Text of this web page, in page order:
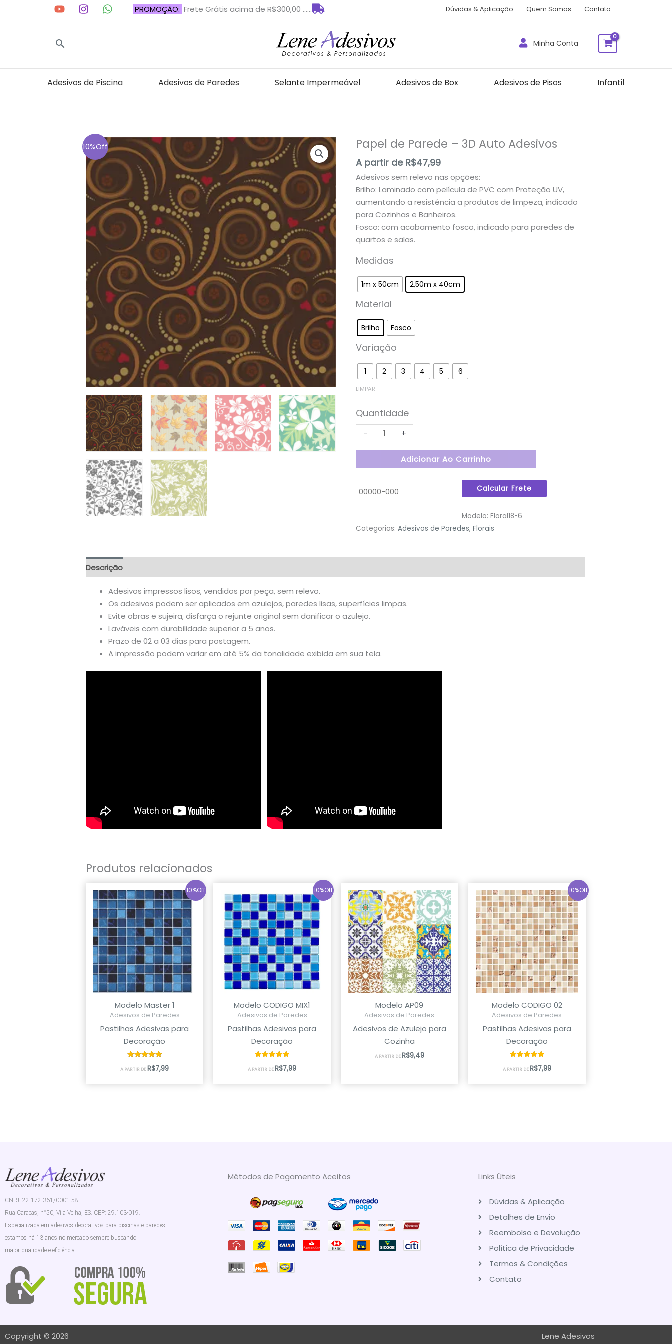
para
PROMOÇÃO: Frete Grátis acima de R$300,00 ...... Dúvidas & Aplicação Quem Somos Contato
Pesquisar Minha Conta
Adesivos de Piscina Adesivos de Paredes Selante Impermeável Adesivos de Box Adesivos de Pisos Infantil
10%Off Papel de Parede – 3D Auto Adesivos
A partir de R$47,99
Adesivos sem relevo nas opções:
Brilho: Laminado com película de PVC com Proteção UV,
aumentando a resistência a produtos de limpeza, indicado
para Cozinhas e Banheiros.
Fosco: com acabamento fosco, indicado para paredes de
quartos e salas.
Medidas
1m x 50cm 2,50m x 40cm
Material
Brilho Fosco
Variação
1 2 3 4 5 6
LIMPAR
Quantidade
-
Papel
Parede
-
3D
Auto
Adesivos
quantidade
+
Adicionar Ao Carrinho
Modelo: Floral18-6
Categorias: Adesivos de Paredes, Florais
Descrição
Adesivos impressos lisos, vendidos por peça, sem relevo.
Os adesivos podem ser aplicados em azulejos, paredes lisas, superfícies limpas.
Evite obras e sujeira, disfarça o rejunte original sem danificar o azulejo.
Laváveis com durabilidade superior a 5 anos.
Prazo de 02 a 03 dias para postagem.
A impressão podem variar em até 5% da tonalidade exibida em sua tela.
Produtos relacionados
10%Off
Modelo Master 1
Adesivos de Paredes
Pastilhas Adesivas para
Decoração
Avaliação
5.00
A PARTIR DER$7,99
10%Off
Modelo CODIGO MIX1
Adesivos de Paredes
Pastilhas Adesivas para
Decoração
Avaliação
5.00
A PARTIR DER$7,99
Modelo AP09
Adesivos de Paredes
Adesivos de Azulejo para
Cozinha
A PARTIR DER$9,49
10%Off
Modelo CODIGO 02
Adesivos de Paredes
Pastilhas Adesivas para
Decoração
Avaliação
5.00
A PARTIR DER$7,99
CNPJ: 22.172.361/0001-58
Rua Caracas, n°50, Vila Velha, ES. CEP: 29.103-019.
Especializada em adesivos decorativos para piscinas e paredes,
estamos há 13 anos no mercado sempre buscando
maior qualidade e eficiência.
Métodos de Pagamento Aceitos Links Úteis
Dúvidas & Aplicação
Detalhes de Envio
Reembolso e Devolução
Política de Privacidade
Termos & Condições
Contato
Copyright © 2026 Lene Adesivos